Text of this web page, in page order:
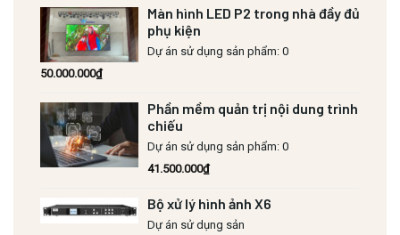
Màn hình LED P2 trong nhà đầy đủ
phụ kiện
Dự án sử dụng sản phẩm: 0
50.000.000₫
Phần mềm quản trị nội dung trình
chiếu
Dự án sử dụng sản phẩm: 0
41.500.000₫
Bộ xử lý hình ảnh X6
Dự án sử dụng sản